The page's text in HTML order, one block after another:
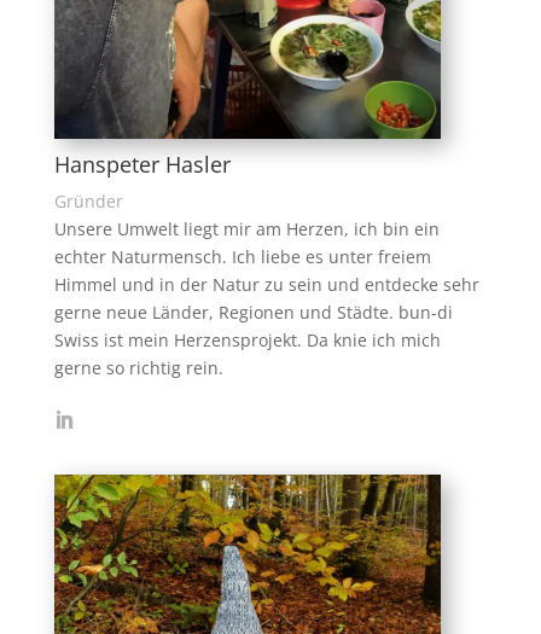
Hanspeter Hasler
Gründer
Unsere Umwelt liegt mir am Herzen, ich bin ein
echter Naturmensch. Ich liebe es unter freiem
Himmel und in der Natur zu sein und entdecke sehr
gerne neue Länder, Regionen und Städte. bun-di
Swiss ist mein Herzensprojekt. Da knie ich mich
gerne so richtig rein.